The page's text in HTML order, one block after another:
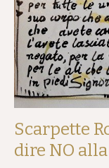
Scarpette
dire NO